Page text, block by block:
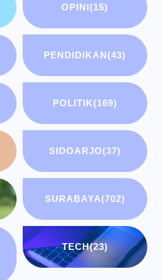
OPINI(15)
PENDIDIKAN(43)
POLITIK(169)
SIDOARJO(37)
SURABAYA(702)
TECH(23)